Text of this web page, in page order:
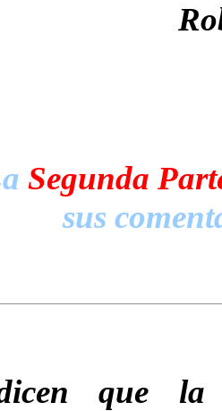
Segunda
sus
que